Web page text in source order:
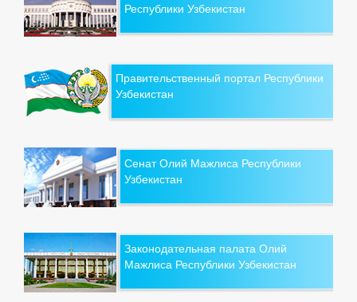
Республики Узбекистан
Правительственный портал Республики
Узбекистан
Сенат Олий Мажлиса Республики
Узбекистан
Законодательная палата Олий
Мажлиса Республики Узбекистан